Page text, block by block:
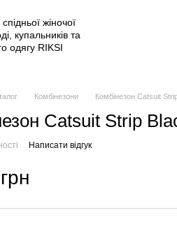
Комбінезони Комбінезон Catsuit
Catsuit Strip
Написати відгук